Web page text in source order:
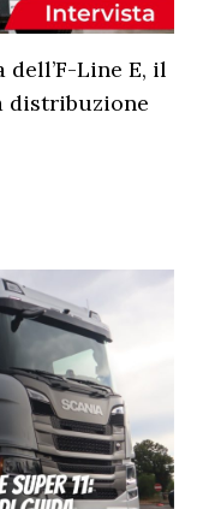
Line E, il
distribuzione